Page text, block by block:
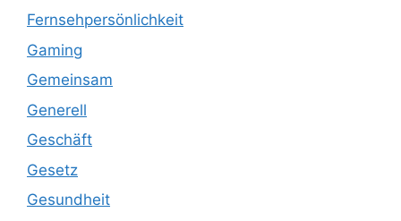
Fernsehpersönlichkeit
Gaming
Gemeinsam
Generell
Geschäft
Gesetz
Gesundheit